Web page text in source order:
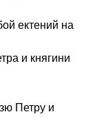
ектений на
и княгини
Петру и